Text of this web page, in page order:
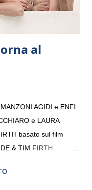
al
AGIDI e ENFI
e LAURA
basato sul film
& TIM FIRTH